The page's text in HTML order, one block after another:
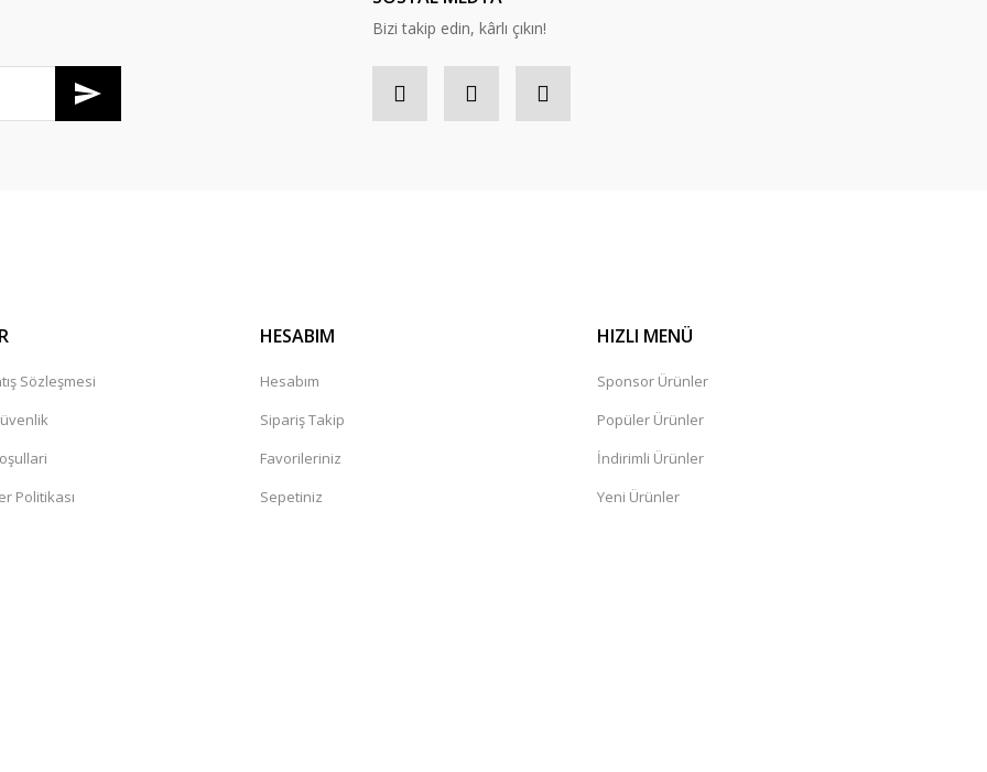
Bizi takip edin, kârlı çıkın!
Sözleşmesi
Politikası
HESABIM
Hesabım
Sipariş Takip
Favorileriniz
Sepetiniz
HIZLI MENÜ
Sponsor Ürünler
Popüler Ürünler
İndirimli Ürünler
Yeni Ürünler